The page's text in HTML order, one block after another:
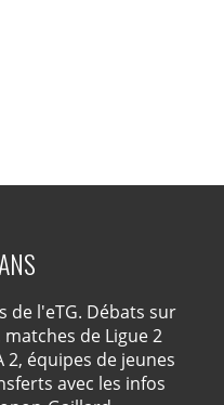
de l'eTG. Débats sur
matches de Ligue 2
2, équipes de jeunes
avec les infos